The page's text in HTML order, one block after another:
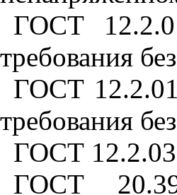
ГОСТ
требования
ГОСТ
требования
ГОСТ
ГОСТ